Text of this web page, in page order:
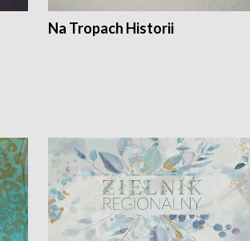
Na Tropach Historii